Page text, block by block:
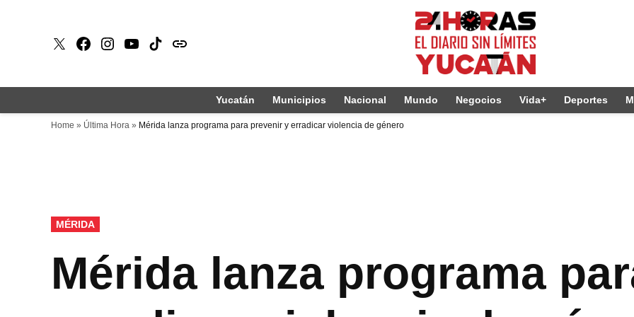
X Faceboook
Instagram
Youtube
Tiktokissuu
Yucatán Municipios Nacional Mundo Negocios Vida+ Deportes
Home » Última Hora » Mérida lanza programa para prevenir y erradicar violencia de género
PUBLICADO
EN
MÉRIDA
Mérida lanza programa